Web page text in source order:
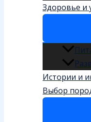
Здоровье и
Истории и
Выбор